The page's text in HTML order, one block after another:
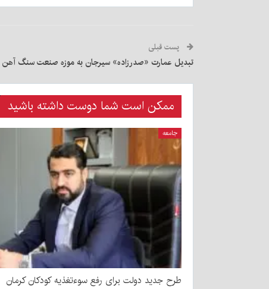
پست قبلی
تبدیل عمارت «صدرزاده» سیرجان به موزه صنعت سنگ آهن
ممکن است شما دوست داشته باشید
جامعه
طرح جدید دولت برای رفع سوءتغذیه کودکان کرمان